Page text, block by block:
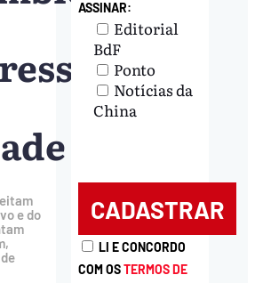
e do
ASSINAR:
Editorial
BdF
Ponto
Notícias da
China
LI E CONCORDO
COM OSTERMOS DE